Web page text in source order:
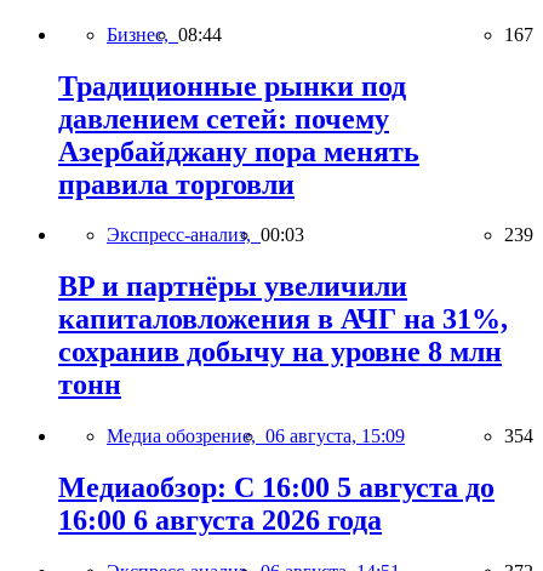
Бизнес, 08:44 167
Традиционные рынки под
давлением сетей: почему
Азербайджану пора менять
правила торговли
Экспресс-анализ, 00:03 239
BP и партнёры увеличили
капиталовложения в АЧГ на 31%,
сохранив добычу на уровне 8 млн
тонн
Медиа обозрение, 06 августа, 15:09 354
Медиаобзор: С 16:00 5 августа до
16:00 6 августа 2026 года